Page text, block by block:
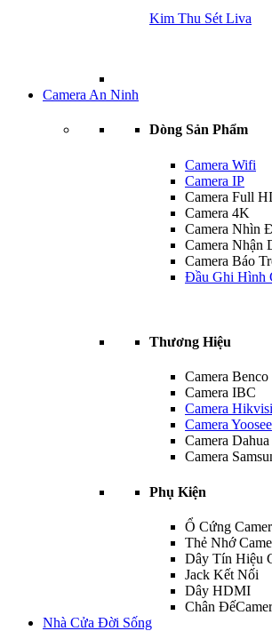
Kim Thu Sét Liva
Camera An Ninh
Dòng Sản Phẩm
Camera Wifi
Camera IP
Camera Full
Camera 4K
Camera Nhìn
Camera Nhận
Camera Báo
Đầu Ghi Hình
Thương Hiệu
Camera Benco
Camera IBC
Camera
Camera Yoosee
Camera Dahua
Camera
Phụ Kiện
Ổ Cứng
Thẻ Nhớ
Dây Tín Hiệu
Jack Kết Nối
Dây HDMI
Chân
Nhà Cửa Đời Sống